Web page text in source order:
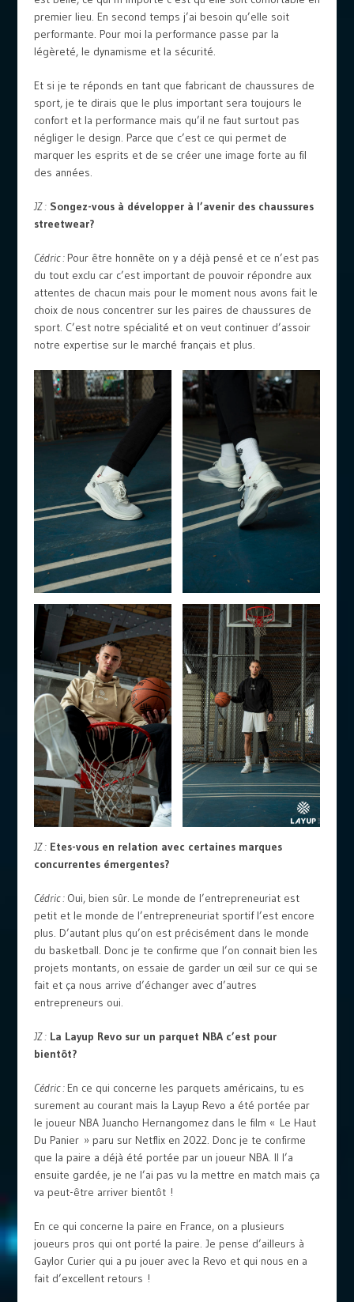
premier lieu. En second temps j’ai besoin qu’elle soit
performante. Pour moi la performance passe par la
légèreté, le dynamisme et la sécurité.
Et si je te réponds en tant que fabricant de chaussures de
sport, je te dirais que le plus important sera toujours le
confort et la performance mais qu’il ne faut surtout pas
négliger le design. Parce que c’est ce qui permet de
marquer les esprits et de se créer une image forte au fil
des années.
JZ :Songez-vous à développer à l’avenir des chaussures
streetwear?
Cédric : Pour être honnête on y a déjà pensé et ce n’est pas
du tout exclu car c’est important de pouvoir répondre aux
attentes de chacun mais pour le moment nous avons fait le
choix de nous concentrer sur les paires de chaussures de
sport. C’est notre spécialité et on veut continuer d’assoir
notre expertise sur le marché français et plus.
JZ :Etes-vous en relation avec certaines marques
concurrentes émergentes?
Cédric : Oui, bien sûr. Le monde de l’entrepreneuriat est
petit et le monde de l’entrepreneuriat sportif l’est encore
plus. D’autant plus qu’on est précisément dans le monde
du basketball. Donc je te confirme que l’on connait bien les
projets montants, on essaie de garder un œil sur ce qui se
fait et ça nous arrive d’échanger avec d’autres
entrepreneurs oui.
JZ :La Layup Revo sur un parquet NBA c’est pour
bientôt?
Cédric : En ce qui concerne les parquets américains, tu es
surement au courant mais la Layup Revo a été portée par
le joueur NBA Juancho Hernangomez dans le film « Le Haut
Du Panier » paru sur Netflix en 2022. Donc je te confirme
que la paire a déjà été portée par un joueur NBA. Il l’a
ensuite gardée, je ne l’ai pas vu la mettre en match mais ça
va peut-être arriver bientôt !
En ce qui concerne la paire en France, on a plusieurs
joueurs pros qui ont porté la paire. Je pense d’ailleurs à
Gaylor Curier qui a pu jouer avec la Revo et qui nous en a
fait d’excellent retours !